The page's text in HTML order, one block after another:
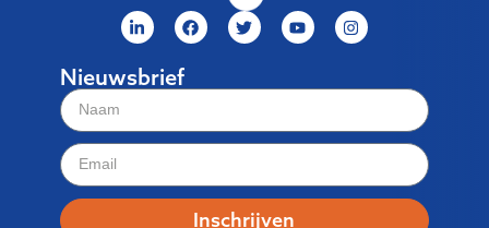
Nieuwsbrief
Inschrijven